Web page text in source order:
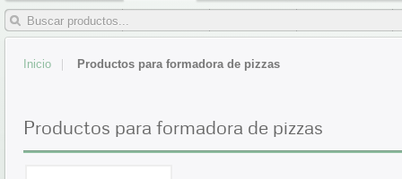
Inicio Productos para formadora de pizzas
Productos para formadora de pizzas